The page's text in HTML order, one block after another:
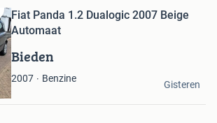
Fiat Panda 1.2 Dualogic 2007 Beige
Automaat
Bieden
2007 Benzine
Gisteren